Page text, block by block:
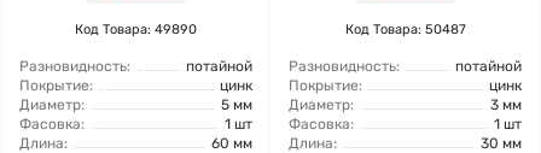
Код Товара: 49890
Разновидность:
потайной
Покрытие:
цинк
Диаметр:
5 мм
Фасовка:
1 шт
Длина:
60 мм
Код Товара: 50487
Разновидность:
потайной
Покрытие:
цинк
Диаметр:
3 мм
Фасовка:
1 шт
Длина:
30 мм